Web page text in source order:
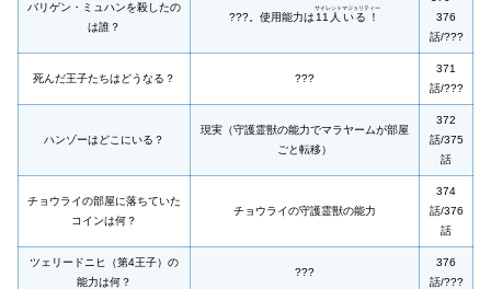
バリゲン・ミュハンを殺したの
は誰？
???。使用能力は 11人いる！
サイレントマジョリティー
376
話/???
死んだ王子たちはどうなる？ ???
371
話/???
ハンゾーはどこにいる？
現実（守護霊獣の能力でマラヤームが部屋
ごと転移）
372
話/375
話
チョウライの部屋に落ちていた
コインは何？
チョウライの守護霊獣の能力
374
話/376
話
ツェリードニヒ（第4王子）の
能力は何？
???
376
話/???